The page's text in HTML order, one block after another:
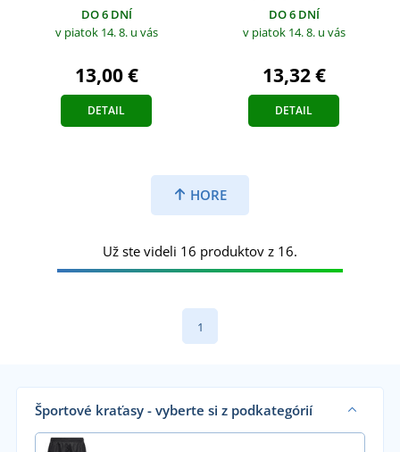
DO 6 DNÍ
v piatok 14. 8. u vás
13,00 €
DETAIL
DO 6 DNÍ
v piatok 14. 8. u vás
13,32 €
DETAIL
HORE
Už ste videli 16 produktov z 16.
1
Športové kraťasy - vyberte si z podkategórií